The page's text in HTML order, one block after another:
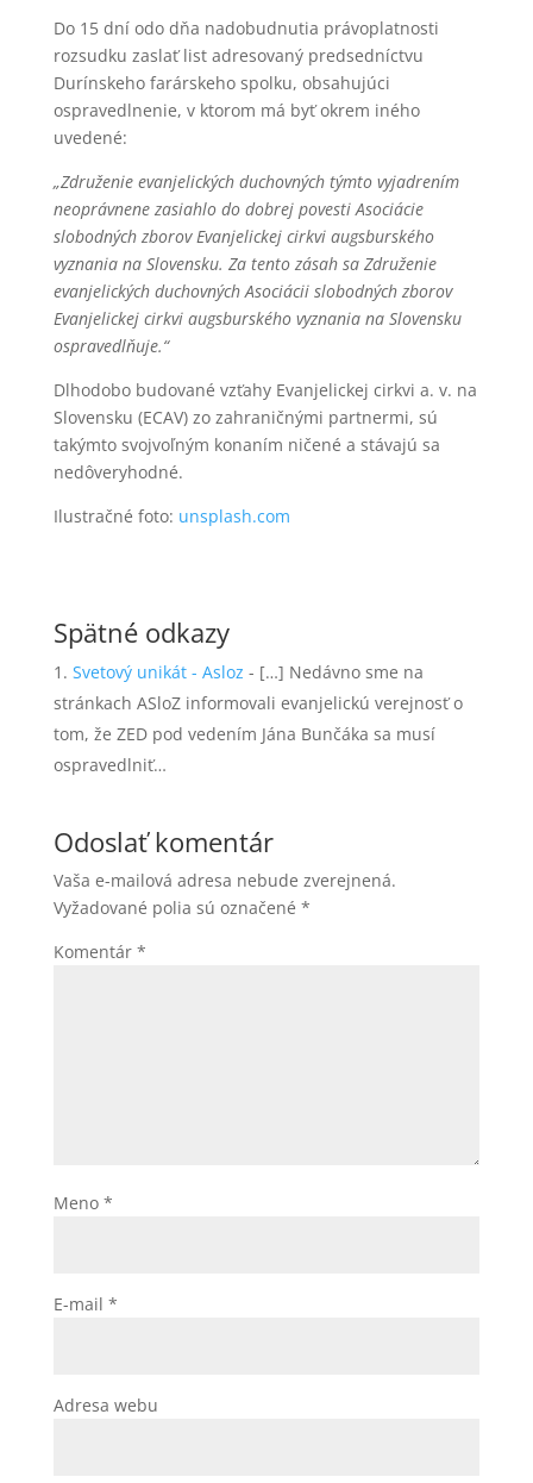
Do 15 dní odo dňa nadobudnutia právoplatnosti
rozsudku zaslať list adresovaný predsedníctvu
Durínskeho farárskeho spolku, obsahujúci
ospravedlnenie, v ktorom má byť okrem iného
uvedené:
„Združenie evanjelických duchovných týmto vyjadrením
neoprávnene zasiahlo do dobrej povesti Asociácie
slobodných zborov Evanjelickej cirkvi augsburského
vyznania na Slovensku. Za tento zásah sa Združenie
evanjelických duchovných Asociácii slobodných zborov
Evanjelickej cirkvi augsburského vyznania na Slovensku
ospravedlňuje.“
Dlhodobo budované vzťahy Evanjelickej cirkvi a. v. na
Slovensku (ECAV) zo zahraničnými partnermi, sú
takýmto svojvoľným konaním ničené a stávajú sa
nedôveryhodné.
Ilustračné foto: unsplash.com
Spätné odkazy
Svetový unikát - Asloz - […] Nedávno sme na
stránkach ASloZ informovali evanjelickú verejnosť o
tom, že ZED pod vedením Jána Bunčáka sa musí
ospravedlniť…
Odoslať komentár
Vaša e-mailová adresa nebude zverejnená.
Vyžadované polia sú označené *
Komentár *
Meno *
E-mail *
Adresa webu